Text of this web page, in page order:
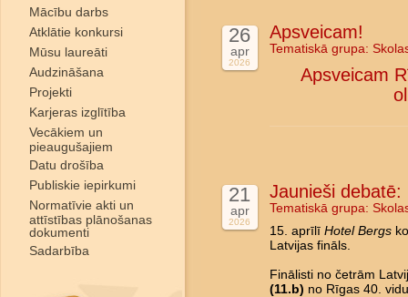
Mācību darbs
Atklātie konkursi
Mūsu laureāti
Audzināšana
Projekti
Karjeras izglītība
Vecākiem un
pieaugušajiem
Datu drošība
Publiskie iepirkumi
Normatīvie akti un
attīstības plānošanas
dokumenti
Sadarbība
26
apr
2026
Apsveicam!
Tematiskā grupa:
Apsveicam
21
apr
2026
Jaunieši debatē:
Tematiskā grupa:
15. aprīlī Hotel Bergs
Latvijas fināls.
Finālisti no četrām
(11.b) no Rīgas 40.